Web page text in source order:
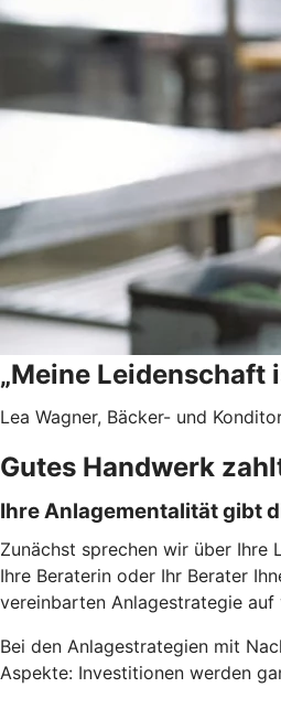
„Meine Leidenschaft
Lea Wagner, Bäcker- und
Gutes Handwerk
Ihre Anlagementalität gibt
Zunächst sprechen wir über Ihre
Ihre Beraterin oder Ihr Berater
vereinbarten Anlagestrategie
Bei den Anlagestrategien mit
Aspekte: Investitionen werden